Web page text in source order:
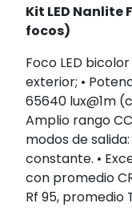
Kit LED
focos)
Foco LED
exterior; •
65640 lux@1m
Amplio rango
modos de
constante. •
con promedio
Rf 95, promedio